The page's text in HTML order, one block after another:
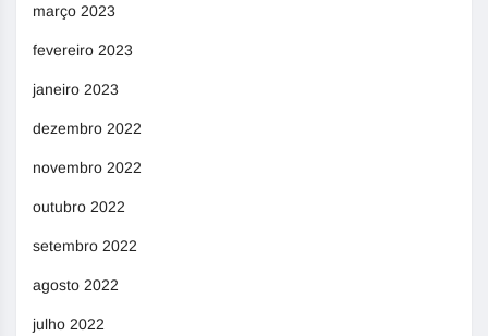
março 2023
fevereiro 2023
janeiro 2023
dezembro 2022
novembro 2022
outubro 2022
setembro 2022
agosto 2022
julho 2022